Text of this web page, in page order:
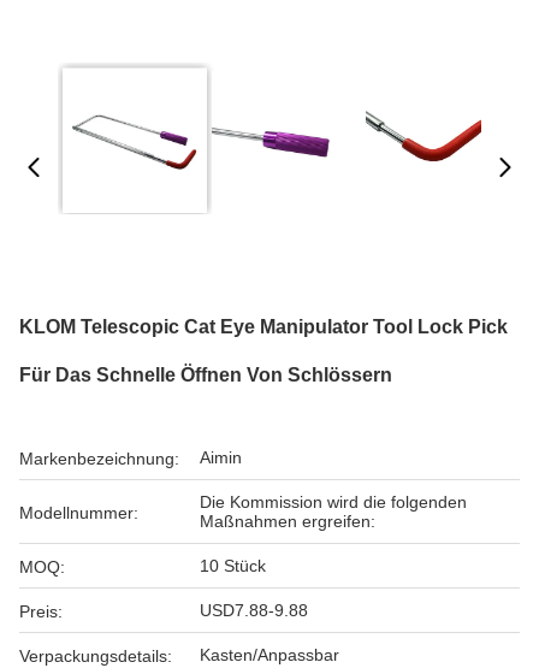
KLOM Telescopic Cat Eye Manipulator Tool Lock Pick
Für Das Schnelle Öffnen Von Schlössern
Markenbezeichnung: Aimin
Modellnummer:
Die Kommission wird die folgenden
Maßnahmen ergreifen:
MOQ: 10 Stück
Preis: USD7.88-9.88
Verpackungsdetails: Kasten/Anpassbar